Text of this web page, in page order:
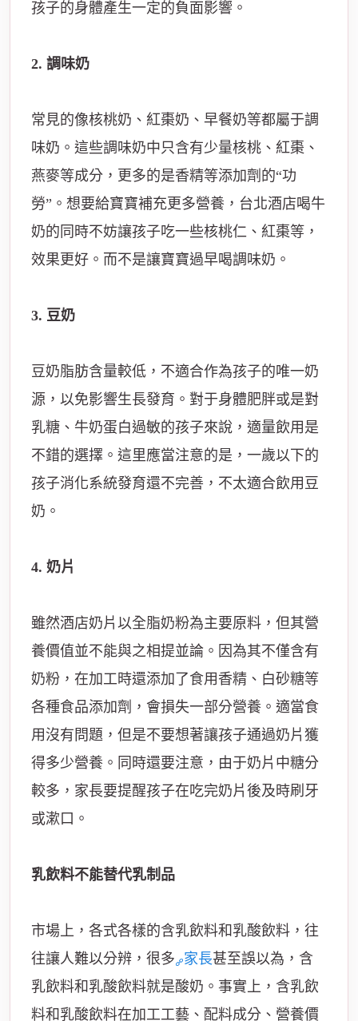
孩子的身體產生一定的負面影響。
2. 調味奶
常見的像核桃奶、紅棗奶、早餐奶等都屬于調
味奶。這些調味奶中只含有少量核桃、紅棗、
燕麥等成分，更多的是香精等添加劑的“功
勞”。想要給寶寶補充更多營養，台北酒店喝牛
奶的同時不妨讓孩子吃一些核桃仁、紅棗等，
效果更好。而不是讓寶寶過早喝調味奶。
3. 豆奶
豆奶脂肪含量較低，不適合作為孩子的唯一奶
源，以免影響生長發育。對于身體肥胖或是對
乳糖、牛奶蛋白過敏的孩子來說，適量飲用是
不錯的選擇。這里應當注意的是，一歲以下的
孩子消化系統發育還不完善，不太適合飲用豆
奶。
4. 奶片
雖然酒店奶片以全脂奶粉為主要原料，但其營
養價值並不能與之相提並論。因為其不僅含有
奶粉，在加工時還添加了食用香精、白砂糖等
各種食品添加劑，會損失一部分營養。適當食
用沒有問題，但是不要想著讓孩子通過奶片獲
得多少營養。同時還要注意，由于奶片中糖分
較多，家長要提醒孩子在吃完奶片後及時刷牙
或漱口。
乳飲料不能替代乳制品
市場上，各式各樣的含乳飲料和乳酸飲料，往
往讓人難以分辨，很多
家長甚至誤以為，含
乳飲料和乳酸飲料就是酸奶。事實上，含乳飲
料和乳酸飲料在加工工藝、配料成分、營養價